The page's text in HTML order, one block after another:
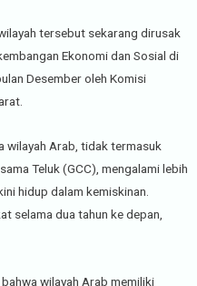
tersebut sekarang dirusak
Ekonomi dan Sosial di
Desember oleh Komisi
wilayah Arab, tidak termasuk
Teluk (GCC), mengalami lebih
hidup dalam kemiskinan.
selama dua tahun ke depan,
wilayah Arab memiliki